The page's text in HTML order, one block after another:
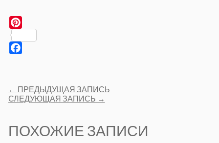
Post
navigation
← ПРЕДЫДУЩАЯ ЗАПИСЬ
СЛЕДУЮЩАЯ ЗАПИСЬ →
ПОХОЖИЕ ЗАПИСИ